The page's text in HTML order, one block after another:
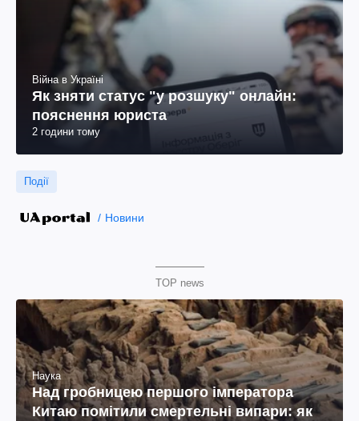
Війна в Україні
Як зняти статус "у розшуку" онлайн:
пояснення юриста
2 години тому
Події
Новини
TOP news
Наука
Над гробницею першого імператора
Китаю помітили смертельні випари: як